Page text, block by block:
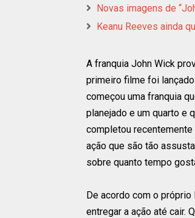
Novas imagens de
Keanu Reeves ainda
A franquia John Wick
primeiro filme foi
começou uma franquia
planejado e um quarto e
completou
ação que são tão
sobre quanto tempo
De acordo com o
entregar a ação até cair.